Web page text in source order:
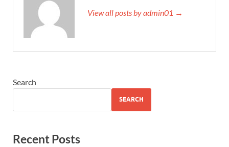
View all posts by admin01 →
Search
SEARCH
Recent Posts